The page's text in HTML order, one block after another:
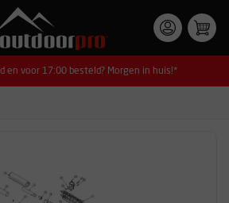
en voor 17:00 besteld? Morgen in huis!*